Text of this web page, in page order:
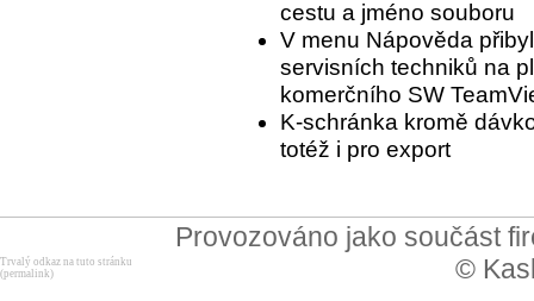
cestu a jméno souboru
V menu Nápověda
servisních techniků na
komerčního SW
K-schránka kromě
totéž i pro export
Provozováno jako součást
©
Trvalý odkaz na tuto stránku
(permalink)